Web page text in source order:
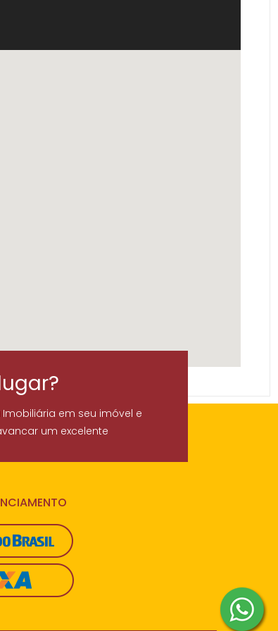
em seu imóvel e
um excelente